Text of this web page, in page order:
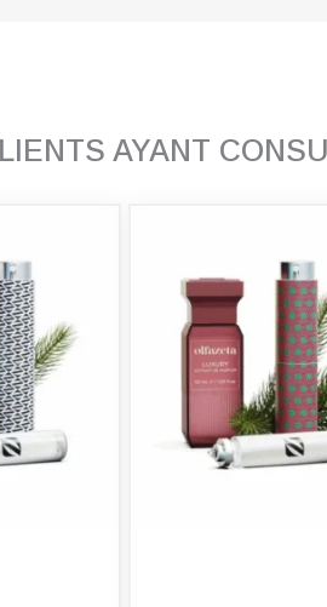
AYANT